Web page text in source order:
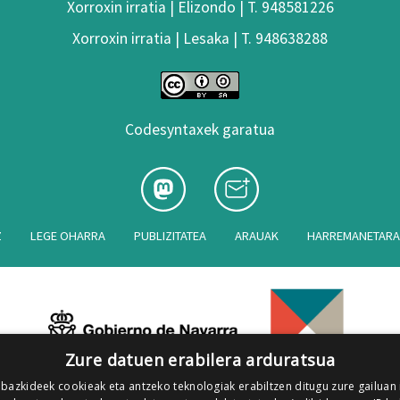
Xorroxin irratia | Elizondo | T. 948581226
Xorroxin irratia | Lesaka | T. 948638288
Codesyntaxek garatua
LEGE OHARRA PUBLIZITATEA ARAUAK
Zure datuen erabilera arduratsua
cookieak eta antzeko teknologiak erabiltzen ditugu zure